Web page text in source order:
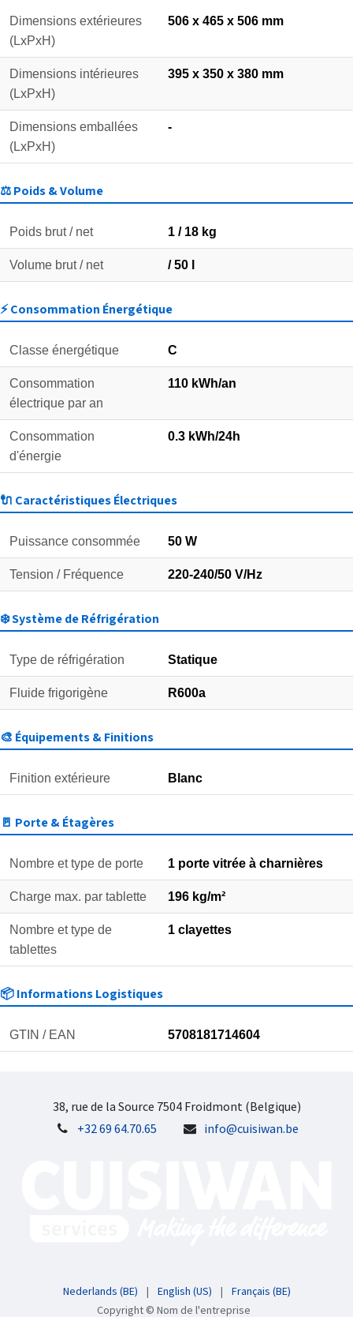
Dimensions extérieures
(LxPxH)
506 x 465 x 506 mm
Dimensions intérieures
(LxPxH)
395 x 350 x 380 mm
Dimensions emballées
(LxPxH)
-
⚖️ Poids & Volume
Poids brut / net 1 / 18 kg
Volume brut / net / 50 l
⚡ Consommation Énergétique
Classe énergétique C
Consommation
électrique par an
110 kWh/an
Consommation
d'énergie
0.3 kWh/24h
🔌 Caractéristiques Électriques
Puissance consommée 50 W
Tension / Fréquence 220-240/50 V/Hz
❄️ Système de Réfrigération
Type de réfrigération Statique
Fluide frigorigène R600a
🎨 Équipements & Finitions
Finition extérieure Blanc
🚪 Porte & Étagères
Nombre et type de porte 1 porte vitrée à charnières
Charge max. par tablette 196 kg/m²
Nombre et type de
tablettes
1 clayettes
📦 Informations Logistiques
GTIN / EAN 5708181714604
38, rue de la Source 7504 Froidmont (Belgique)
+32 69 64.70.65
info@cuisiwan.be
Copyright © Nom de l'entreprise
Nederlands (BE) | English (US) | Français (BE)